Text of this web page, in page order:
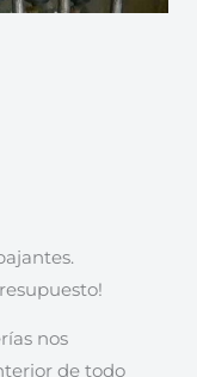
nos
de todo